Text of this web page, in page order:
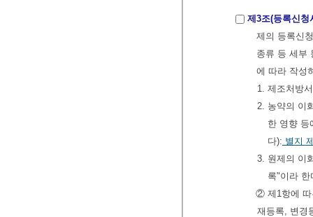
제3조(등록신청
제의 등록신
종류 등 세부
에 따라 작성
1. 제조처방
2. 농약의 이
한 영향 등
다): 별지
3. 원제의 이
록"이라 한
② 제1항에 따
재등록, 변경